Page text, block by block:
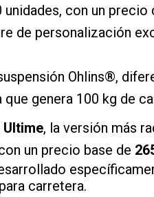
con un
de personalización
Ohlins®,
genera 100 kg de
Ultime, la versión más
un precio base de
carretera.